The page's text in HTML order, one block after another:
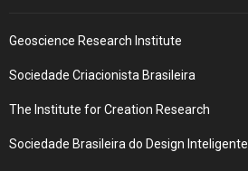
Geoscience Research Institute
Sociedade Criacionista Brasileira
The Institute for Creation Research
Sociedade Brasileira do Design Inteligente